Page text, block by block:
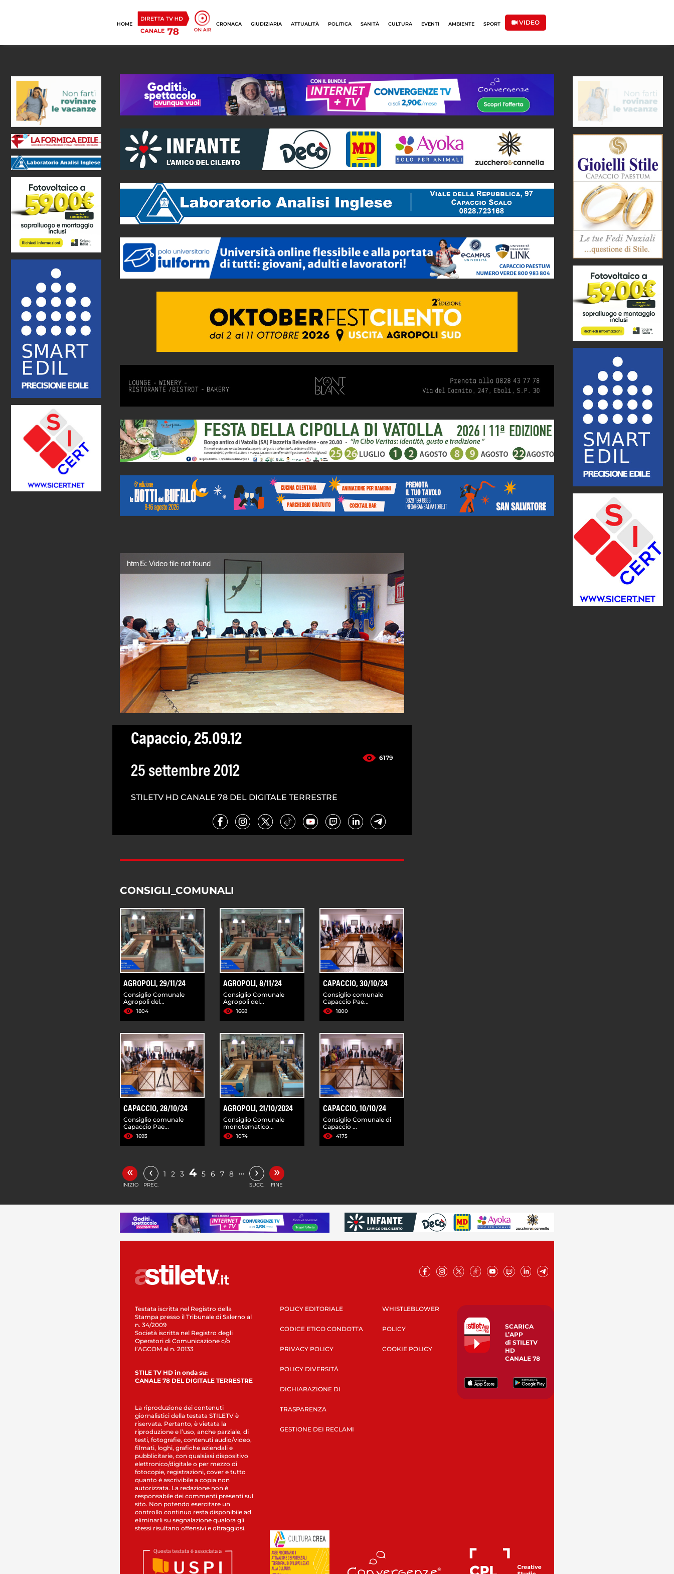
HOME CRONACA GIUDIZIARIA ATTUALITÀ POLITICA SANITÀ CULTURA EVENTI AMBIENTE SPORT VIDEO
html5: Video file not found
Capaccio, 25.09.12
6179
25 settembre 2012
STILETV HD CANALE 78 DEL DIGITALE TERRESTRE
CONSIGLI_COMUNALI
AGROPOLI, 29/11/24
Consiglio Comunale
Agropoli del...
1804
AGROPOLI, 8/11/24
Consiglio Comunale
Agropoli del...
1668
CAPACCIO, 30/10/24
Consiglio comunale
Capaccio Pae...
1800
CAPACCIO, 28/10/24
Consiglio comunale
Capaccio Pae...
1693
AGROPOLI, 21/10/2024
Consiglio Comunale
monotematico...
1074
CAPACCIO, 10/10/24
Consiglio Comunale di
Capaccio ...
4175
«
INIZIO
‹
PREC.
1 2 3 4 5 6 7 8 … ›
SUCC.
»
FINE
Testata iscritta nel Registro della
Stampa presso il Tribunale di Salerno al
n. 34/2009
Società iscritta nel Registro degli
Operatori di Comunicazione c/o
l’AGCOM al n. 20133
STILE TV HD in onda su:
CANALE 78 DEL DIGITALE TERRESTRE
La riproduzione dei contenuti
giornalistici della testata STILETV è
riservata. Pertanto, è vietata la
riproduzione e l’uso, anche parziale, di
testi, fotografie, contenuti audio/video,
filmati, loghi, grafiche aziendali e
pubblicitarie, con qualsiasi dispositivo
elettronico/digitale o per mezzo di
fotocopie, registrazioni, cover e tutto
quanto è ascrivibile a copia non
autorizzata. La redazione non è
responsabile dei commenti presenti sul
sito. Non potendo esercitare un
controllo continuo resta disponibile ad
eliminarli su segnalazione qualora gli
stessi risultano offensivi e oltraggiosi.
POLICY EDITORIALE
CODICE ETICO CONDOTTA
PRIVACY POLICY
POLICY DIVERSITÀ
DICHIARAZIONE DI
TRASPARENZA
GESTIONE DEI RECLAMI
WHISTLEBLOWER
POLICY
COOKIE POLICY
SCARICA
L’APP
di STILETV
HD
CANALE 78